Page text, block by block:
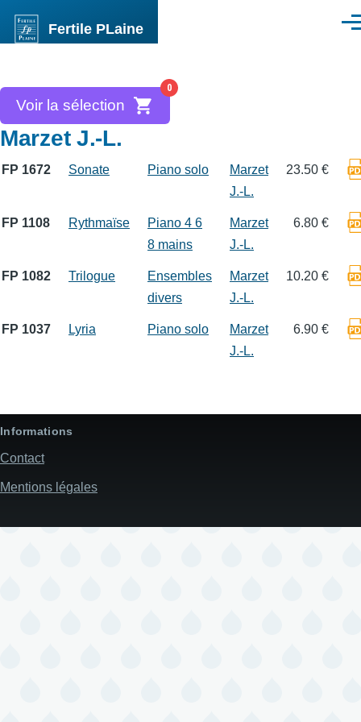
Fertile PLaine
0
Voir la sélection
Marzet J.-L.
FP 1672 Sonate Piano solo
Marzet
J.-L.
23.50 €
FP 1108 Rythmaïse
Piano 4 6
8 mains
Marzet
J.-L.
6.80 €
FP 1082 Trilogue
Ensembles
divers
Marzet
J.-L.
10.20 €
FP 1037 Lyria Piano solo
Marzet
J.-L.
6.90 €
Informations
Contact
Mentions légales